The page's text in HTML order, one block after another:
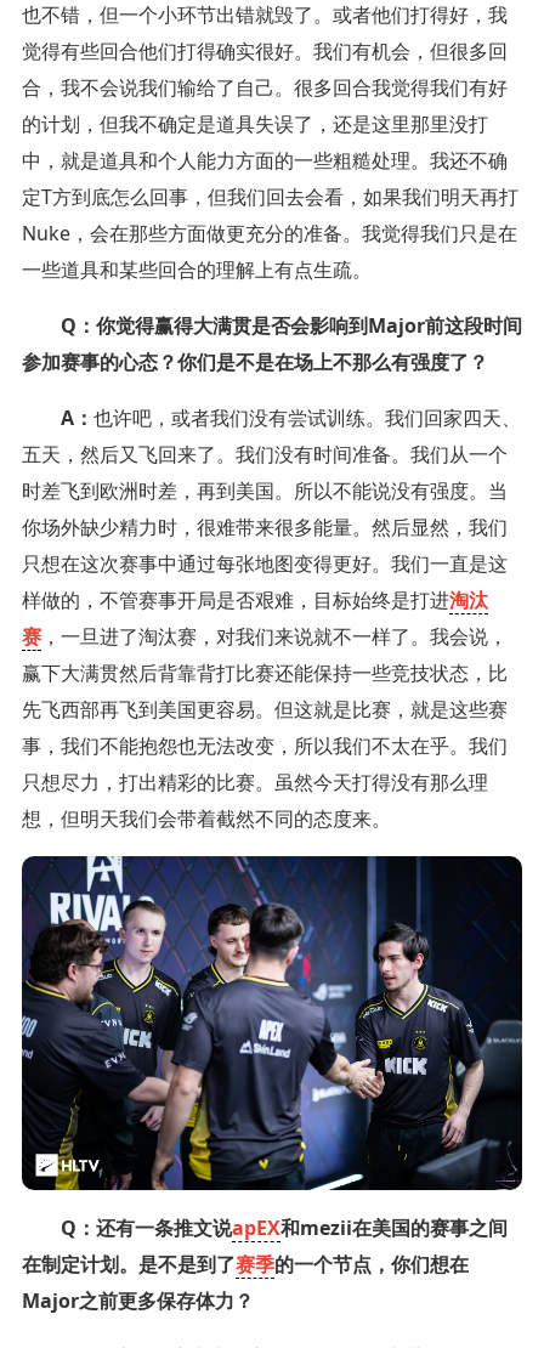
也不错，但一个小环节出错就毁了。或者他们打得好，我
觉得有些回合他们打得确实很好。我们有机会，但很多回
合，我不会说我们输给了自己。很多回合我觉得我们有好
的计划，但我不确定是道具失误了，还是这里那里没打
中，就是道具和个人能力方面的一些粗糙处理。我还不确
定T方到底怎么回事，但我们回去会看，如果我们明天再打
Nuke，会在那些方面做更充分的准备。我觉得我们只是在
一些道具和某些回合的理解上有点生疏。
Q：你觉得赢得大满贯是否会影响到Major前这段时间
参加赛事的心态？你们是不是在场上不那么有强度了？
A： 也许吧，或者我们没有尝试训练。我们回家四天、
五天，然后又飞回来了。我们没有时间准备。我们从一个
时差飞到欧洲时差，再到美国。所以不能说没有强度。当
你场外缺少精力时，很难带来很多能量。然后显然，我们
只想在这次赛事中通过每张地图变得更好。我们一直是这
样做的，不管赛事开局是否艰难，目标始终是打进淘汰
赛，一旦进了淘汰赛，对我们来说就不一样了。我会说，
赢下大满贯然后背靠背打比赛还能保持一些竞技状态，比
先飞西部再飞到美国更容易。但这就是比赛，就是这些赛
事，我们不能抱怨也无法改变，所以我们不太在乎。我们
只想尽力，打出精彩的比赛。虽然今天打得没有那么理
想，但明天我们会带着截然不同的态度来。
Q：还有一条推文说apEX和mezii在美国的赛事之间
在制定计划。是不是到了赛季的一个节点，你们想在
Major之前更多保存体力？